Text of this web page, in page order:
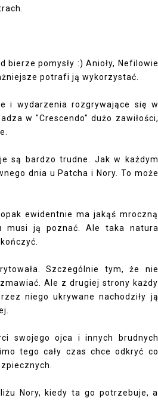
pomysły :) Anioły, Nefilowie
potrafi ją wykorzystać.
i wydarzenia rozgrywające się w
w "Crescendo" dużo zawiłości,
są bardzo trudne. Jak w każdym
dnia u Patcha i Nory. To może
ewidentnie ma jakąś mroczną
musi ją poznać. Ale taka natura
Szczególnie tym, że nie
Ale z drugiej strony każdy
niego ukrywane nachodziły ją
swojego ojca i innych brudnych
tego cały czas chce odkryć co
Nory, kiedy ta go potrzebuje, a